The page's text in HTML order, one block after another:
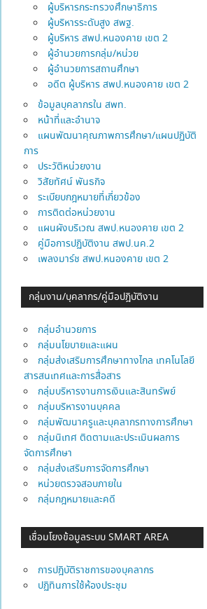
ผู้บริหารกระทรวงศึกษาธิการ
ผู้บริหารระดับสูง สพฐ.
ผู้บริหาร สพป.หนองคาย เขต 2
ผู้อำนวยการกลุ่ม/หน่วย
ผู้อำนวยการสถานศึกษา
อดีต ผู้บริหาร สพป.หนองคาย เขต 2
ข้อมูลบุคลากรใน สพท.
หน้าที่และอำนาจ
แผนพัฒนาคุณภาพการศึกษา/แผนปฏิบัติ
การ
ประวัติหน่วยงาน
วิสัยทัศน์ พันธกิจ
ระเบียบกฎหมายที่เกี่ยวข้อง
การติดต่อหน่วยงาน
แผนผังบริเวณ สพป.หนองคาย เขต 2
คู่มือการปฏิบัติงาน สพป.นค.2
เพลงมาร์ช สพป.หนองคาย เขต 2
กลุ่มงาน/บุคลากร/คู่มือปฎิบัติงาน
กลุ่มอำนวยการ
กลุ่มนโยบายและแผน
กลุ่มส่งเสริมการศึกษาทางไกล เทคโนโลยี
สารสนเทศและการสื่อสาร
กลุ่มบริหารงานการเงินและสินทรัพย์
กลุ่มบริหารงานบุคคล
กลุ่มพัฒนาครูและบุคลากรทางการศึกษา
กลุ่มนิเทศ ติดตามและประเมินผลการ
จัดการศึกษา
กลุ่มส่งเสริมการจัดการศึกษา
หน่วยตรวจสอบภายใน
กลุ่มกฎหมายและคดี
เชื่อมโยงข้อมูลระบบ SMART AREA
การปฎิบัติราชการของบุคลากร
ปฏิทินการใช้ห้องประชุม